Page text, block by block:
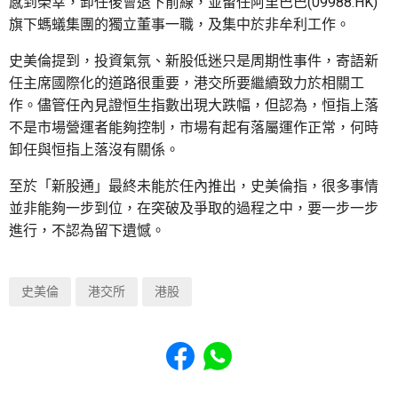
旗下螞蟻集團的獨立董事一職，及集中於非牟利工作。
史美倫提到，投資氣氛、新股低迷只是周期性事件，寄語新
任主席國際化的道路很重要，港交所要繼續致力於相關工
作。儘管任內見證恒生指數出現大跌幅，但認為，恒指上落
不是市場營運者能夠控制，市場有起有落屬運作正常，何時
卸任與恒指上落沒有關係。
至於「新股通」最終未能於任內推出，史美倫指，很多事情
並非能夠一步到位，在突破及爭取的過程之中，要一步一步
進行，不認為留下遺憾。
史美倫 港交所 港股
Share to Facebook
Share to WhatsApp